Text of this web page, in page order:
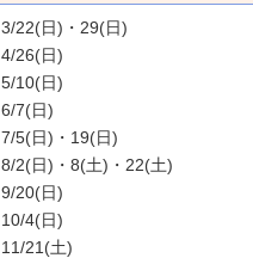
3/22(日)・29(日)
4/26(日)
5/10(日)
6/7(日)
7/5(日)・19(日)
8/2(日)・8(土)・22(土)
9/20(日)
10/4(日)
11/21(土)